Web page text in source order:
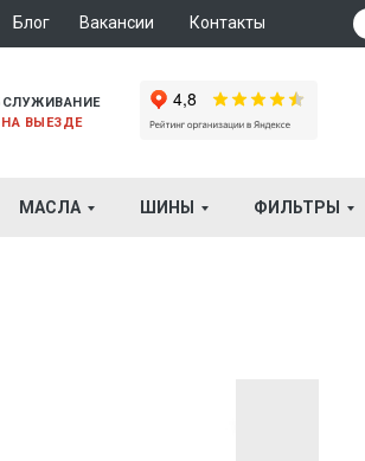
НА ВЫЕЗДЕ
Блог Вакансии Контакты
МАСЛА ШИНЫ ФИЛЬТРЫ